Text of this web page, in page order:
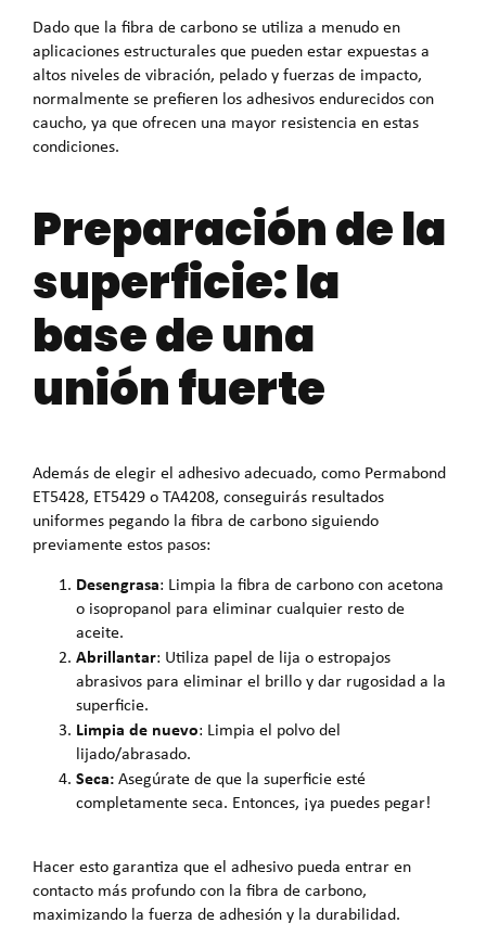
Dado que la fibra de carbono se utiliza a menudo en
aplicaciones estructurales que pueden estar expuestas a
altos niveles de vibración, pelado y fuerzas de impacto,
normalmente se prefieren los adhesivos endurecidos con
caucho, ya que ofrecen una mayor resistencia en estas
condiciones.
Preparación de la
superficie: la
base de una
unión fuerte
Además de elegir el adhesivo adecuado, como Permabond
ET5428, ET5429 o TA4208, conseguirás resultados
uniformes pegando la fibra de carbono siguiendo
previamente estos pasos:
Desengrasa: Limpia la fibra de carbono con acetona
o isopropanol para eliminar cualquier resto de
aceite.
Abrillantar: Utiliza papel de lija o estropajos
abrasivos para eliminar el brillo y dar rugosidad a la
superficie.
Limpia de nuevo: Limpia el polvo del
lijado/abrasado.
Seca:Asegúrate de que la superficie esté
completamente seca. Entonces, ¡ya puedes pegar!
Hacer esto garantiza que el adhesivo pueda entrar en
contacto más profundo con la fibra de carbono,
maximizando la fuerza de adhesión y la durabilidad.